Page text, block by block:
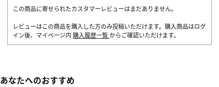
この商品に寄せられたカスタマーレビューはまだありません。
レビューはこの商品を購入した方のみ投稿いただけます。購入商品はログ
イン後、マイページ内 購入履歴一覧 からご確認いただけます。
あなたへのおすすめ